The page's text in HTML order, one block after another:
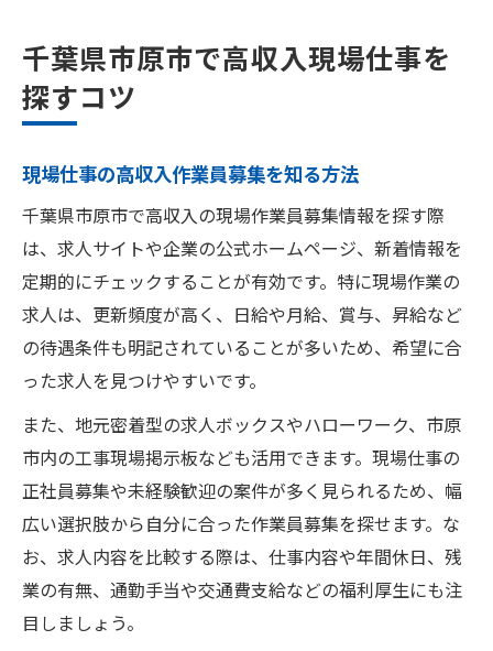
現場仕事で収入アップできる作業員募集例
高収入作業員募集が多い現場仕事の特徴
現場仕事の昇給チャンスを見逃さない方法
作業員募集から分かるボーナス・待遇事情
未経験でも挑戦できる現場作業員の魅力
未経験歓迎の現場仕事で得られる高収入
作業員募集で未経験OK求人の特徴を知る
現場仕事で未経験から成長するためのポイ
未経験作業員募集での安心サポート内容
未経験でも高収入を目指せる現場仕事の工
夫
市原市内で選ばれる現場仕事の特徴
作業員募集が多い市原市の現場仕事事情
市原市で人気の高収入現場仕事の共通点
千葉県市原市で高収入現場仕事を
探すコツ
現場仕事の高収入作業員募集を知る方法
千葉県市原市で高収入の現場作業員募集情報を探す際
は、求人サイトや企業の公式ホームページ、新着情報を
定期的にチェックすることが有効です。特に現場作業の
求人は、更新頻度が高く、日給や月給、賞与、昇給など
の待遇条件も明記されていることが多いため、希望に合
った求人を見つけやすいです。
また、地元密着型の求人ボックスやハローワーク、市原
市内の工事現場掲示板なども活用できます。現場仕事の
正社員募集や未経験歓迎の案件が多く見られるため、幅
広い選択肢から自分に合った作業員募集を探せます。な
お、求人内容を比較する際は、仕事内容や年間休日、残
業の有無、通勤手当や交通費支給などの福利厚生にも注
目しましょう。